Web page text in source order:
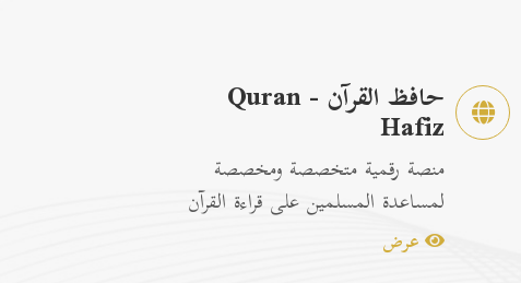
حافظ القرآن - Quran
Hafiz
منصة رقمية متخصصة ومخصصة
لمساعدة المسلمين على قراءة القرآن
الكريم وتسهيل عمليات الحفظ
عرض